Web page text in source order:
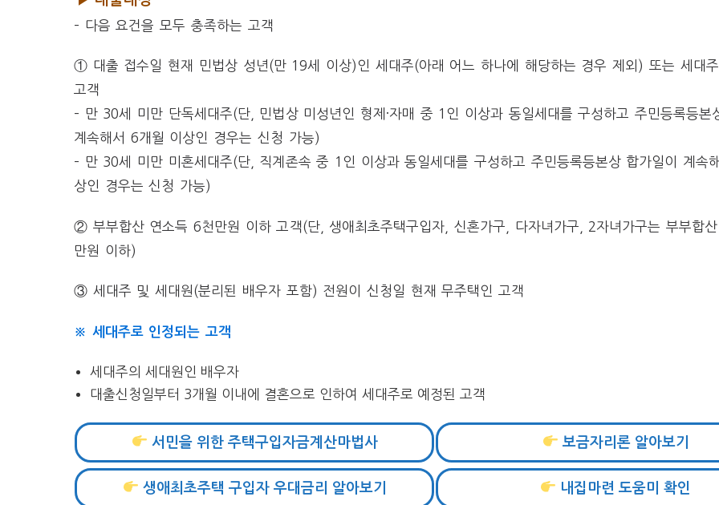
– 다음 요건을 모두 충족하는 고객
① 대출 접수일 현재 민법상 성년(만 19세 이상)인 세대주(아래 어느 하나에 해당하는 경우 제외) 또는 세대
고객
– 만 30세 미만 단독세대주(단, 민법상 미성년인 형제·자매 중 1인 이상과 동일세대를 구성하고 주민등록등본
계속해서 6개월 이상인 경우는 신청 가능)
– 만 30세 미만 미혼세대주(단, 직계존속 중 1인 이상과 동일세대를 구성하고 주민등록등본상 합가일이 계속
상인 경우는 신청 가능)
② 부부합산 연소득 6천만원 이하 고객(단, 생애최초주택구입자, 신혼가구, 다자녀가구, 2자녀가구는 부부합
만원 이하)
③ 세대주 및 세대원(분리된 배우자 포함) 전원이 신청일 현재 무주택인 고객
※ 세대주로 인정되는 고객
세대주의 세대원인 배우자
대출신청일부터 3개월 이내에 결혼으로 인하여 세대주로 예정된 고객
서민을 위한 주택구입자금계산마법사 보금자리론 알아보기
생애최초주택 구입자 우대금리 알아보기 내집마련 도움미 확인